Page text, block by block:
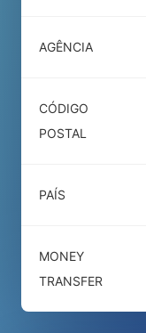
AGÊNCIA
CÓDIGO
POSTAL
PAÍS
MONEY
TRANSFER